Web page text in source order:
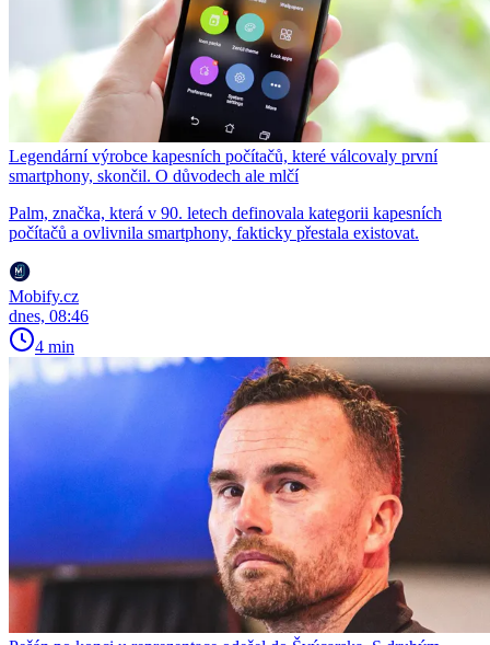
Legendární výrobce kapesních počítačů, které válcovaly první
smartphony, skončil. O důvodech ale mlčí
Palm, značka, která v 90. letech definovala kategorii kapesních
počítačů a ovlivnila smartphony, fakticky přestala existovat.
Mobify.cz
dnes, 08:46
4 min